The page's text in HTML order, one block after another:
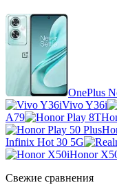
OnePlus
Vivo Y36i
A79
Infinix Hot 30 5G
Honor
Свежие сравнения